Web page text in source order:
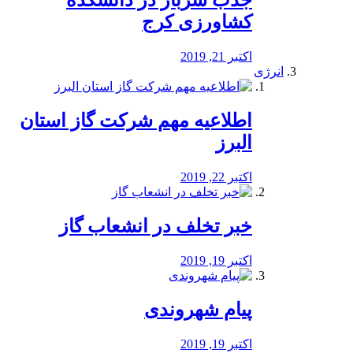
کشاورزی کرج
اکتبر 21, 2019
انرژی
️اطلاعیه مهم شرکت گاز استان
البرز
اکتبر 22, 2019
خبر تخلف در انشعاب گاز
اکتبر 19, 2019
پیام شهروندی
اکتبر 19, 2019